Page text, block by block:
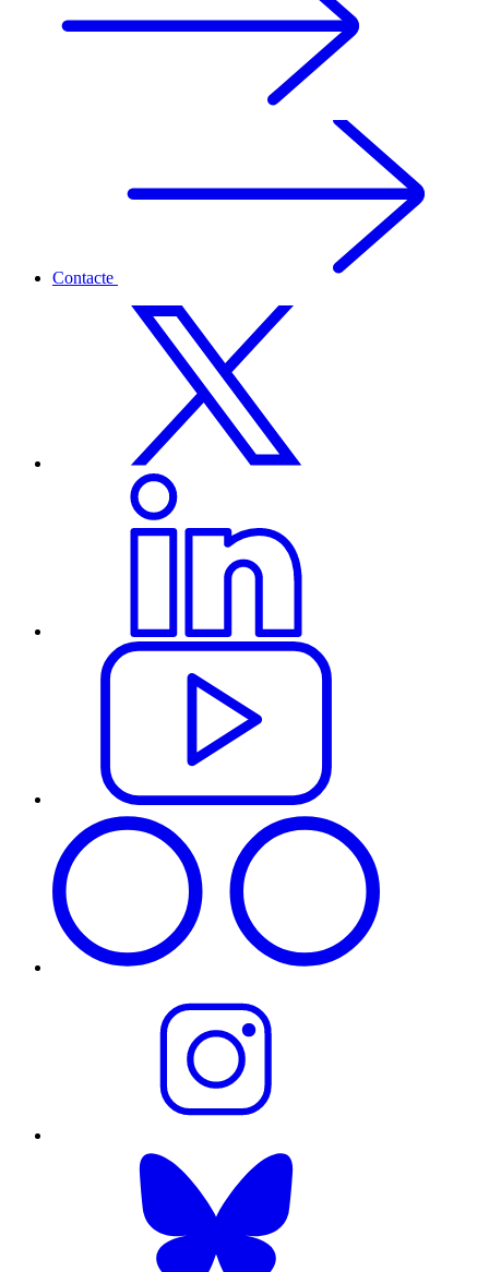
Contacte